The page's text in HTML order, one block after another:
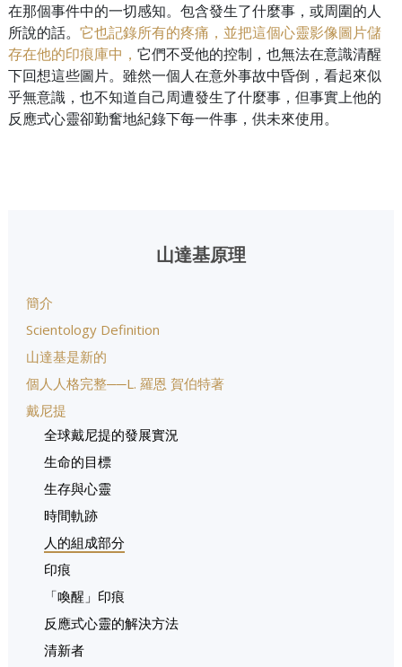
在那個事件中的一切感知。包含發生了什麼事，或周圍的人
所說的話。 它也記錄所有的疼痛，並把這個心靈影像圖片儲
存在他的印痕庫中， 它們不受他的控制，也無法在意識清醒
下回想這些圖片。雖然一個人在意外事故中昏倒，看起來似
乎無意識，也不知道自己周遭發生了什麼事，但事實上他的
反應式心靈卻勤奮地紀錄下每一件事，供未來使用。
山達基原理
簡介
Scientology Definition
山達基是新的
個人人格完整──L. 羅恩 賀伯特著
戴尼提
全球戴尼提的發展實況
生命的目標
生存與心靈
時間軌跡
人的組成部分
印痕
「喚醒」印痕
反應式心靈的解決方法
清新者